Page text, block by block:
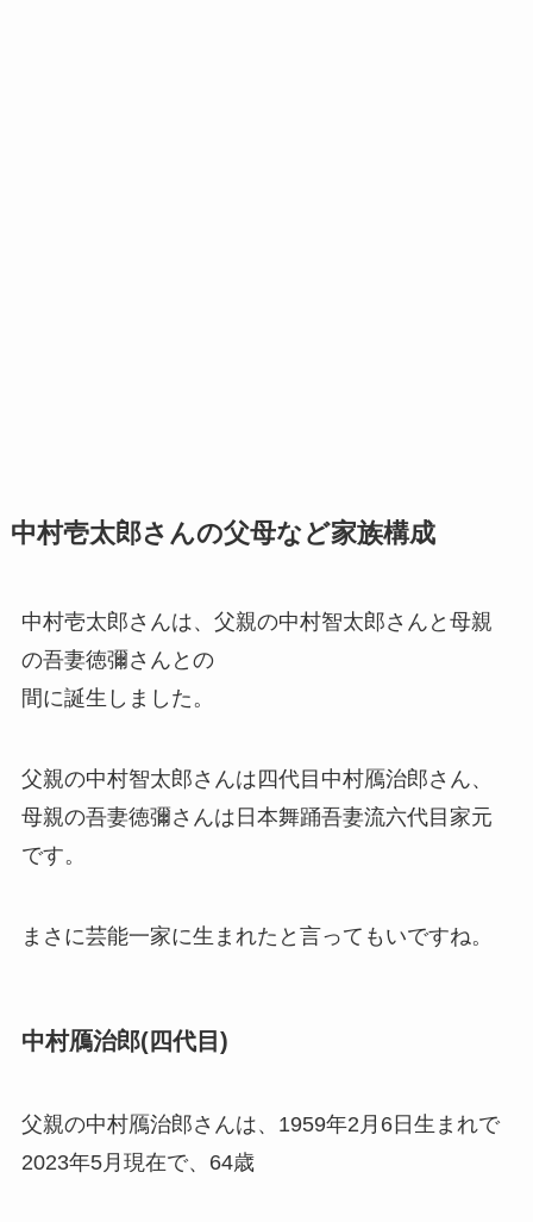
中村壱太郎さんの父母など家族構成
中村壱太郎さんは、父親の中村智太郎さんと母親
の吾妻徳彌さんとの
間に誕生しました。
父親の中村智太郎さんは四代目中村鴈治郎さん、
母親の吾妻徳彌さんは日本舞踊吾妻流六代目家元
です。
まさに芸能一家に生まれたと言ってもいですね。
中村鴈治郎(四代目)
父親の中村鴈治郎さんは、1959年2月6日生まれで
2023年5月現在で、64歳